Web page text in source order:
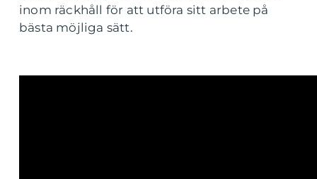
inom räckhåll för att utföra sitt arbete på
bästa möjliga sätt.